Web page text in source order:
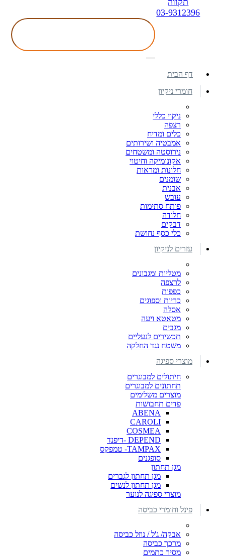
תקווה
03-9312396
דף הבית
חומרי ניקיון
ניקוי כללי
רצפה
כלים ומדיח
אמבטיה ושירותים
נירוסטה ומשטחים
אקונומיקה וחיטוי
חלונות ומראות
שומנים
אבנית
עובש
פותח סתימות
חלודה
דבקים
כלי כסף נחושת
עזרים לניקיון
מטליות ומגבונים
לרצפה
כפפות
כריות וספוגים
אסלה
מטאטא ויעה
מגבים
תכשירים לנעליים
משטח נגד החלקה
מוצרי ספיגה
חיתולים למבוגרים
תחתונים למבוגרים
מוצרים משלימים
פדים תחבושות
ABENA
CAROLI
COSMEA
DEPEND -דיפנד
TAMPAX- טמפקס
סופגנים
מגן תחתון
מגן תחתון לגברים
מגן תחתון לנשים
מוצרי ספיגה לנוער
פינל וחומרי כביסה
אבקה/ ג'ל / נוזל כביסה
מרכך כביסה
מסיר כתמים